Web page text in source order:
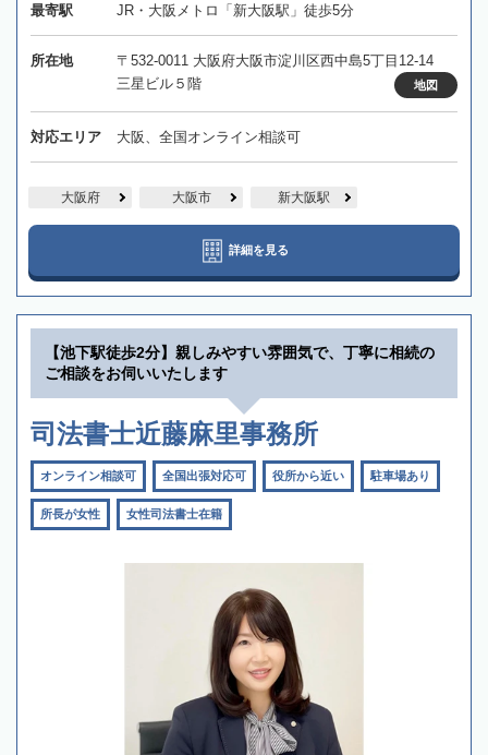
最寄駅 JR・大阪メトロ「新大阪駅」徒歩5分
所在地
〒532-0011 大阪府大阪市淀川区西中島5丁目12-14
三星ビル５階
地図
対応エリア 大阪、全国オンライン相談可
大阪府 大阪市 新大阪駅
詳細を見る
【池下駅徒歩2分】親しみやすい雰囲気で、丁寧に相続の
ご相談をお伺いいたします
司法書士近藤麻里事務所
オンライン相談可 全国出張対応可 役所から近い 駐車場あり
所長が女性 女性司法書士在籍